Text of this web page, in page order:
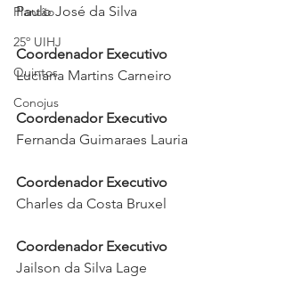
Plantão
25º UIHJ
Quintos
Conojus
Paulo José da Silva
Coordenador Executivo
Luciana Martins Carneiro
Coordenador Executivo
Fernanda Guimaraes Lauria
Coordenador Executivo
Charles da Costa Bruxel
Coordenador Executivo
Jailson da Silva Lage